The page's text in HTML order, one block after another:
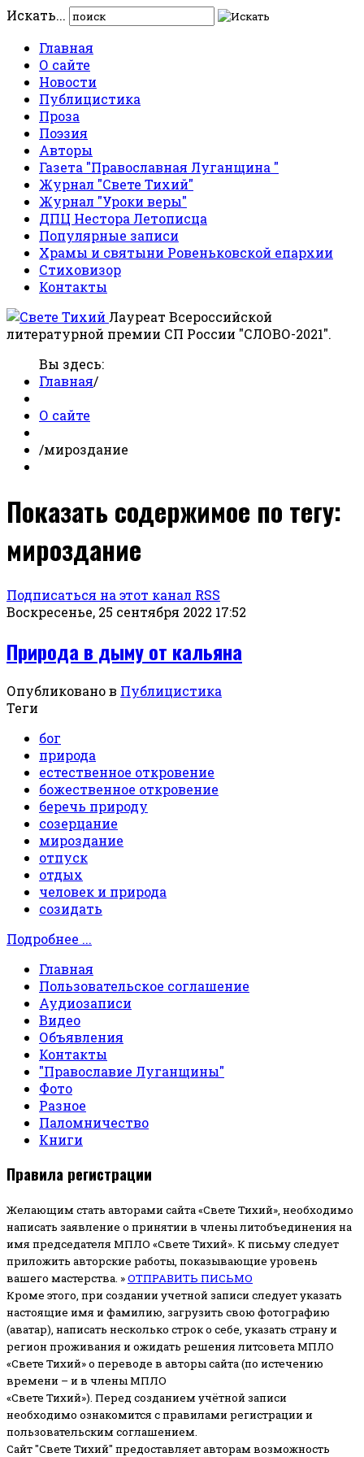
Искать...
Главная
О сайте
Новости
Публицистика
Проза
Поэзия
Авторы
Газета "Православная Луганщина "
Журнал "Свете Тихий"
Журнал "Уроки веры"
ДПЦ Нестора Летописца
Популярные записи
Храмы и святыни Ровеньковской епархии
Стиховизор
Контакты
Лауреат Всероссийской
литературной премии СП России "СЛОВО-2021".
Вы здесь:
Главная/
О сайте
/мироздание
Показать содержимое по тегу:
мироздание
Подписаться на этот канал RSS
Воскресенье, 25 сентября 2022 17:52
Природа в дыму от кальяна
Опубликовано в Публицистика
Теги
бог
природа
естественное откровение
божественное откровение
беречь природу
созерцание
мироздание
отпуск
отдых
человек и природа
созидать
Подробнее ...
Главная
Пользовательское соглашение
Аудиозаписи
Видео
Объявления
Контакты
"Православие Луганщины"
Фото
Разное
Паломничество
Книги
Правила регистрации
Желающим стать авторами сайта «Свете Тихий», необходимо
написать заявление о принятии в члены литобъединения на
имя председателя МПЛО «Свете Тихий». К письму следует
приложить авторские работы, показывающие уровень
вашего мастерства. »ОТПРАВИТЬ ПИСЬМО
Кроме этого, при создании учетной записи следует указать
настоящие имя и фамилию, загрузить свою фотографию
(аватар), написать несколько строк о себе, указать страну и
регион проживания и ожидать решения литсовета МПЛО
«Свете Тихий» о переводе в авторы сайта (по истечению
времени – и в члены МПЛО
«Свете Тихий»). Перед созданием учётной записи
необходимо ознакомится с правилами регистрации и
пользовательским соглашением.
Сайт "Свете Тихий" предоставляет авторам возможность